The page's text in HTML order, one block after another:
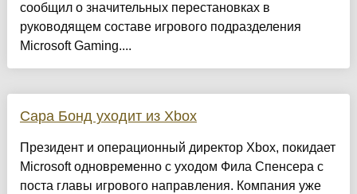
сообщил о значительных перестановках в
руководящем составе игрового подразделения
Microsoft Gaming....
Сара Бонд уходит из Xbox
Президент и операционный директор Xbox, покидает
Microsoft одновременно с уходом Фила Спенсера с
поста главы игрового направления. Компания уже